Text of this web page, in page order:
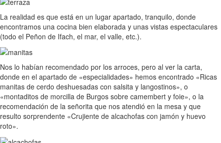
La realidad es que está en un lugar apartado, tranquilo, donde
encontramos una cocina bien elaborada y unas vistas espectaculares
(todo el Peñon de Ifach, el mar, el valle, etc.).
Nos lo habían recomendado por los arroces, pero al ver la carta,
donde en el apartado de «especialidades» hemos encontrado «Ricas
manitas de cerdo deshuesadas con salsita y langostinos», o
«montaditos de morcilla de Burgos sobre camembert y foie», o la
recomendación de la señorita que nos atendió en la mesa y que
resulto sorprendente «Crujiente de alcachofas con jamón y huevo
roto».